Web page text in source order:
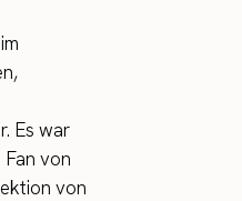
Es war
von
von